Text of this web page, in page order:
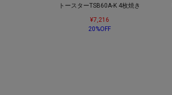
トースターTSB60A-K 4枚焼き
¥7,216
20%OFF